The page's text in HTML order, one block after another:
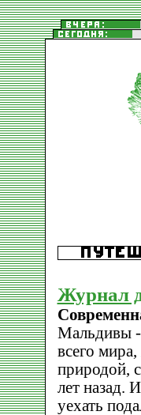
Журнал
Мальдивы -
всего
природой,
лет назад.
уехать